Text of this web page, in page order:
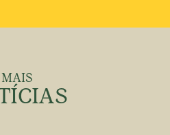
MAIS